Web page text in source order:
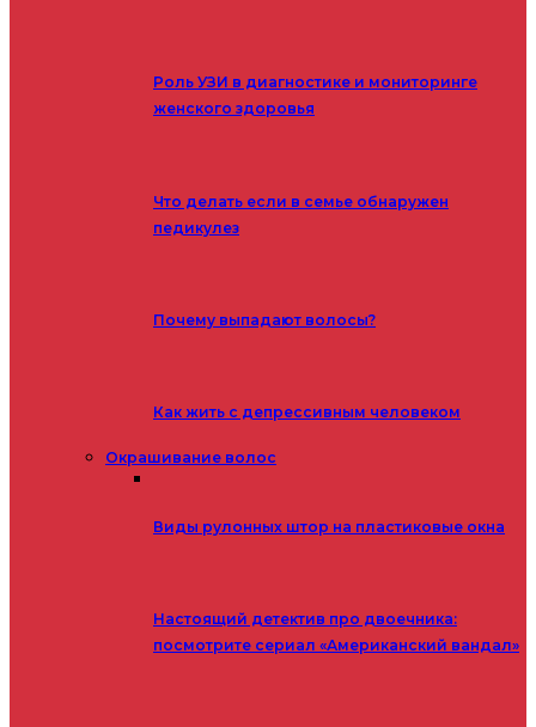
Роль УЗИ в диагностике и мониторинге
женского здоровья
Что делать если в семье обнаружен
педикулез
Почему выпадают волосы?
Как жить с депрессивным человеком
Окрашивание волос
Виды рулонных штор на пластиковые окна
Настоящий детектив про двоечника:
посмотрите сериал «Американский вандал»